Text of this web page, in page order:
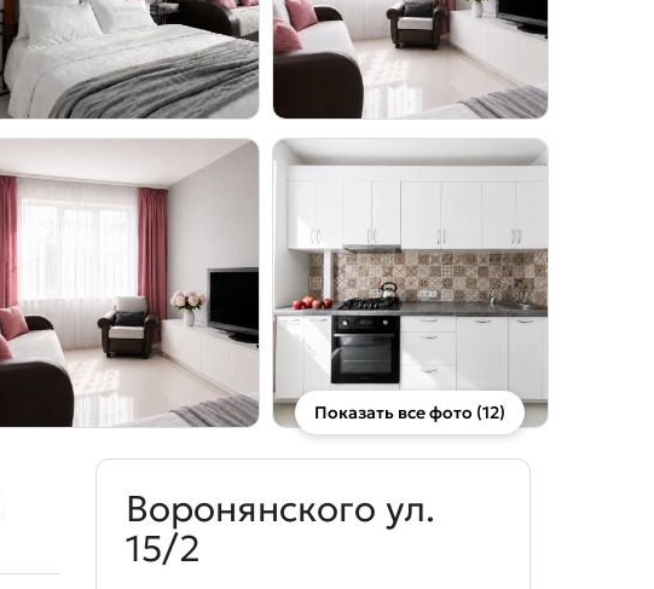
Показать все фото (12)
Воронянского ул.
15/2